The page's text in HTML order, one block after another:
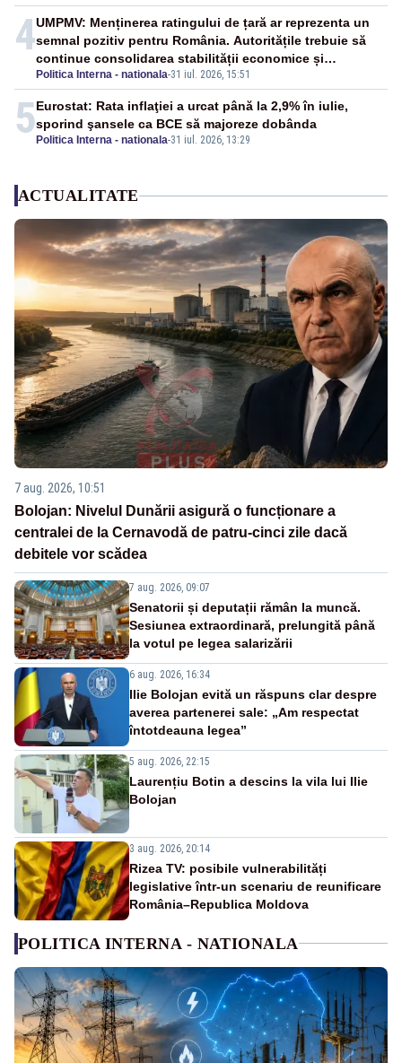
4
Politica Interna - nationala-31 iul. 2026, 15:51
UMPMV: Menținerea ratingului de țară ar reprezenta un
semnal pozitiv pentru România. Autoritățile trebuie să
continue consolidarea stabilității economice și
financiare
5 Politica Interna - nationala-31 iul. 2026, 13:29
Eurostat: Rata inflaţiei a urcat până la 2,9% în iulie,
sporind şansele ca BCE să majoreze dobânda
ACTUALITATE
7 aug. 2026, 10:51
Bolojan: Nivelul Dunării asigură o funcționare a
centralei de la Cernavodă de patru-cinci zile dacă
debitele vor scădea
7 aug. 2026, 09:07
Senatorii și deputații rămân la muncă.
Sesiunea extraordinară, prelungită până
la votul pe legea salarizării
6 aug. 2026, 16:34
Ilie Bolojan evită un răspuns clar despre
averea partenerei sale: „Am respectat
întotdeauna legea”
5 aug. 2026, 22:15
Laurențiu Botin a descins la vila lui Ilie
Bolojan
3 aug. 2026, 20:14
Rizea TV: posibile vulnerabilități
legislative într-un scenariu de reunificare
România–Republica Moldova
POLITICA INTERNA - NATIONALA